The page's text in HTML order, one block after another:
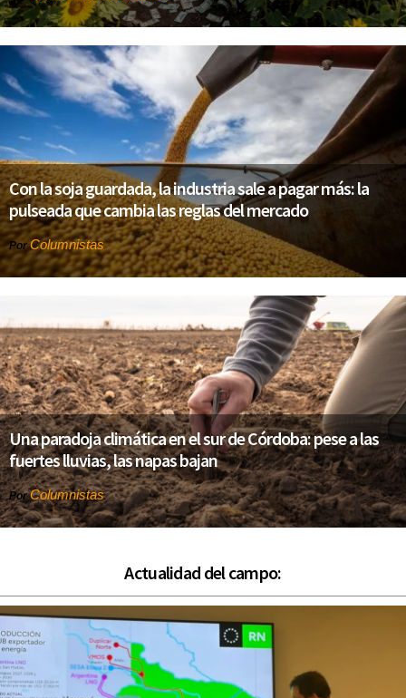
Con la soja guardada, la industria sale a pagar más: la
pulseada que cambia las reglas del mercado
PorColumnistas
Una paradoja climática en el sur de Córdoba: pese a las
fuertes lluvias, las napas bajan
PorColumnistas
Actualidad del campo: